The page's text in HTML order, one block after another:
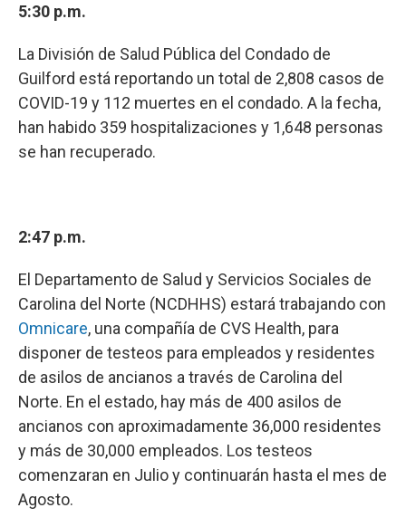
5:30 p.m.
La División de Salud Pública del Condado de
Guilford está reportando un total de 2,808 casos de
COVID-19 y 112 muertes en el condado. A la fecha,
han habido 359 hospitalizaciones y 1,648 personas
se han recuperado.
2:47 p.m.
El Departamento de Salud y Servicios Sociales de
Carolina del Norte (NCDHHS) estará trabajando con
Omnicare, una compañía de CVS Health, para
disponer de testeos para empleados y residentes
de asilos de ancianos a través de Carolina del
Norte. En el estado, hay más de 400 asilos de
ancianos con aproximadamente 36,000 residentes
y más de 30,000 empleados. Los testeos
comenzaran en Julio y continuarán hasta el mes de
Agosto.